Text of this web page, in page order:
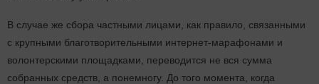
В случае же сбора частными лицами, как правило, связанными
с крупными благотворительными интернет-марафонами и
волонтерскими площадками, переводится не вся сумма
собранных средств, а понемногу. До того момента, когда